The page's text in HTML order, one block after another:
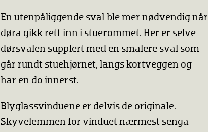
En utenpåliggende sval ble mer nødvendig når
døra gikk rett inn i stuerommet. Her er selve
dørsvalen supplert med en smalere sval som
går rundt stuehjørnet, langs kortveggen og
har en do innerst.
Blyglassvinduene er delvis de originale.
Skyvelemmen for vinduet nærmest senga